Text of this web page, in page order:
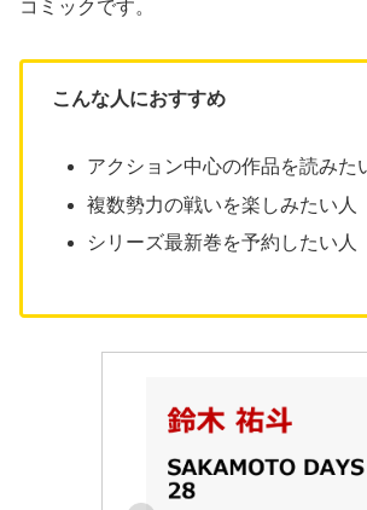
コミックです。
こんな人におすすめ
アクション中心の作品を読みた
複数勢力の戦いを楽しみたい人
シリーズ最新巻を予約したい人